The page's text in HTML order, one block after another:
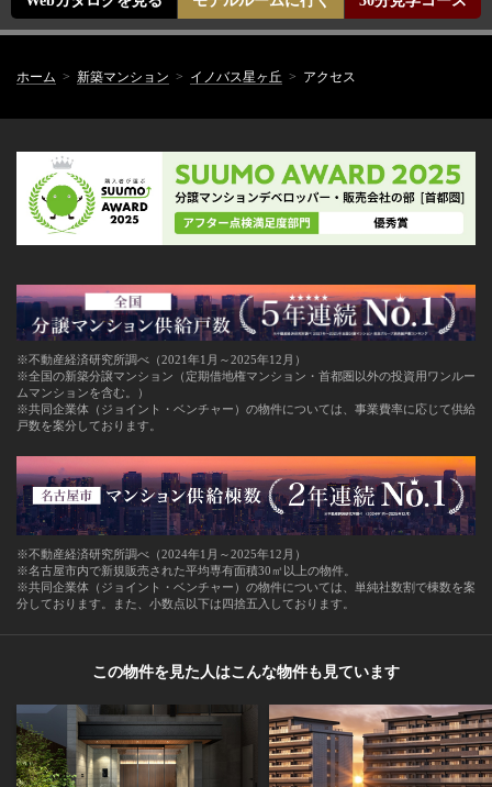
ホーム 新築マンション イノバス星ヶ丘 アクセス
※不動産経済研究所調べ（2021年1月～2025年12月）
※全国の新築分譲マンション（定期借地権マンション・首都圏以外の投資用ワンルー
ムマンションを含む。）
※共同企業体（ジョイント・ベンチャー）の物件については、事業費率に応じて供給
戸数を案分しております。
※不動産経済研究所調べ（2024年1月～2025年12月）
※名古屋市内で新規販売された平均専有面積30㎡以上の物件。
※共同企業体（ジョイント・ベンチャー）の物件については、単純社数割で棟数を案
分しております。また、小数点以下は四捨五入しております。
この物件を見た人はこんな物件も見ています